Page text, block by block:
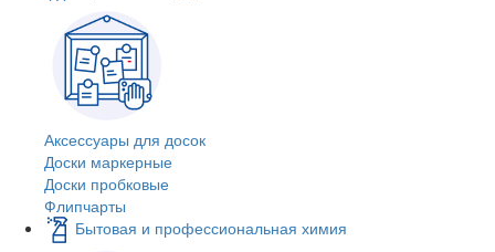
Аксессуары для досок
Доски маркерные
Доски пробковые
Флипчарты
Бытовая и профессиональная химия